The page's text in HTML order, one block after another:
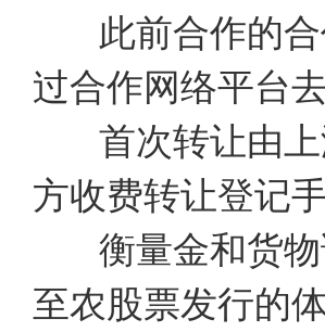
此前合作的
过合作网络平台
首次转让由
方收费转让登记手
衡量金和货
至农股票发行的